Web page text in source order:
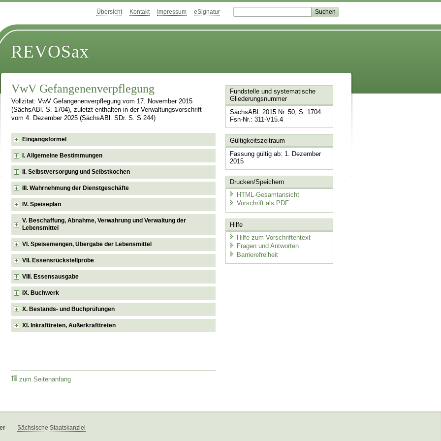
Übersicht Kontakt Impressum eSignatur
REVOSax
VwV Gefangenenverpflegung
Vollzitat: VwV Gefangenenverpflegung vom 17. November 2015
(SächsABl. S. 1704), zuletzt enthalten in der Verwaltungsvorschrift
vom 4. Dezember 2025 (SächsABl. SDr. S. S 244)
Eingangsformel
I. Allgemeine Bestimmungen
II. Selbstversorgung und Selbstkochen
III. Wahrnehmung der Dienstgeschäfte
IV. Speiseplan
V. Beschaffung, Abnahme, Verwahrung und Verwaltung der
Lebensmittel
VI. Speisemengen, Übergabe der Lebensmittel
VII. Essensrückstellprobe
VIII. Essensausgabe
IX. Buchwerk
X. Bestands- und Buchprüfungen
XI. Inkrafttreten, Außerkrafttreten
zum Seitenanfang
Fundstelle und systematische
Gliederungsnummer
SächsABl. 2015 Nr. 50, S. 1704
Fsn-Nr.: 311-V15.4
Gültigkeitszeitraum
Fassung gültig ab: 1. Dezember
2015
Drucken/Speichern
HTML-Gesamtansicht
Vorschrift als PDF
Hilfe
Hilfe zum Vorschriftentext
Fragen und Antworten
Barrierefreiheit
Sächsische Staatskanzlei